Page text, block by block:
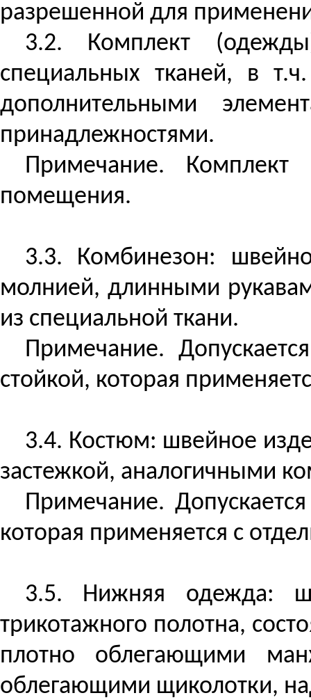
разрешенной для
3.2. Комплект
специальных тканей, в т.ч.
дополнительными
принадлежностями.
Примечание. Комплект
помещения.
3.3. Комбинезон:
молнией, длинными
из специальной ткани.
Примечание.
стойкой, которая
3.4. Костюм: швейное
застежкой, аналогичными
Примечание.
которая применяется с
3.5. Нижняя одежда:
трикотажного полотна,
плотно облегающими
облегающими щиколотки,